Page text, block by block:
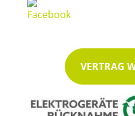
VERTRAG